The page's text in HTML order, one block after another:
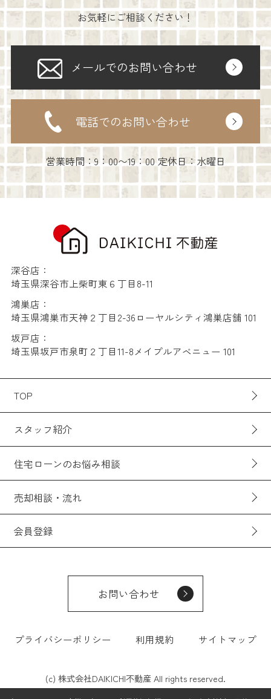
お気軽にご相談ください！
メールでのお問い合わせ
電話でのお問い合わせ
営業時間：9：00〜19：00 定休日：水曜日
深谷店：
埼玉県深谷市上柴町東６丁目8-11
鴻巣店：
埼玉県鴻巣市天神２丁目2-36ローヤルシティ鴻巣店舗 101
坂戸店：
埼玉県坂戸市泉町２丁目11-8メイプルアベニュー 101
TOP
スタッフ紹介
住宅ローンのお悩み相談
売却相談・流れ
会員登録
お問い合わせ
プライバシーポリシー 利用規約 サイトマップ
(c) 株式会社DAIKICHI不動産 All rights reserved.